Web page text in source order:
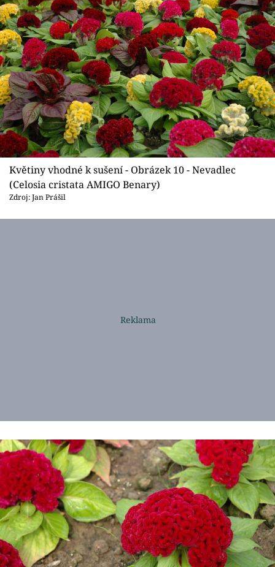
Květiny vhodné k sušení - Obrázek 10 - Nevadlec
(Celosia cristata AMIGO Benary)
Zdroj: Jan Prášil